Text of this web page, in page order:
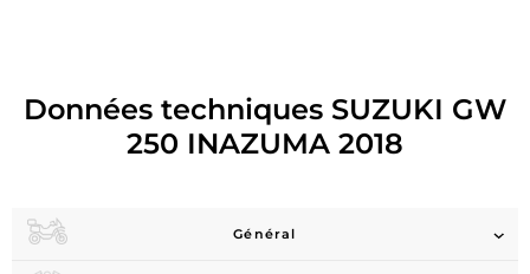
Données techniques SUZUKI GW
250 INAZUMA 2018
Général